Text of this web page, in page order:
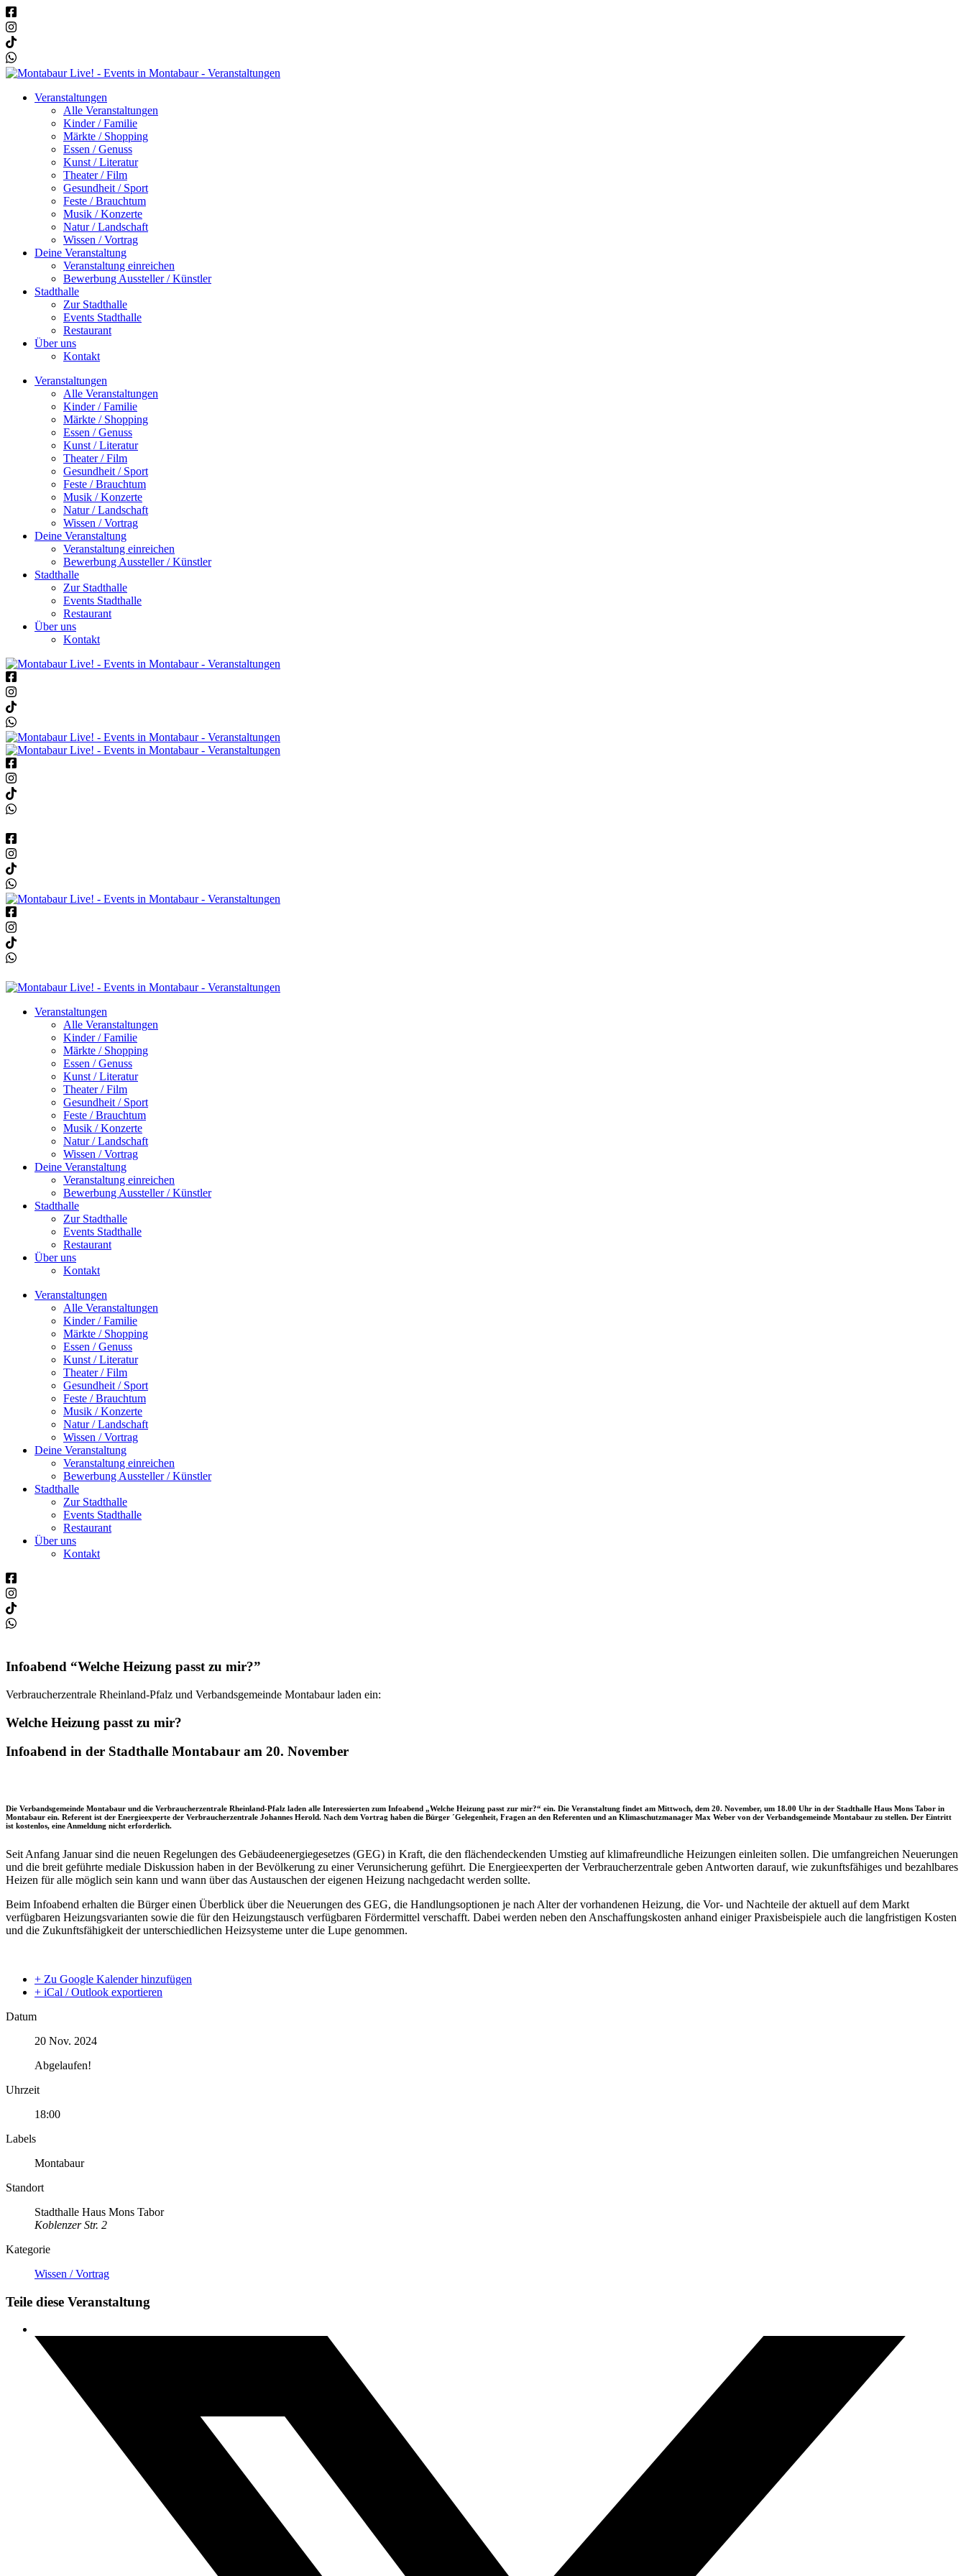
Veranstaltungen
Alle Veranstaltungen
Kinder / Familie
Märkte / Shopping
Essen / Genuss
Kunst / Literatur
Theater / Film
Gesundheit / Sport
Feste / Brauchtum
Musik / Konzerte
Natur / Landschaft
Wissen / Vortrag
Deine Veranstaltung
Veranstaltung einreichen
Bewerbung Aussteller / Künstler
Stadthalle
Zur Stadthalle
Events Stadthalle
Restaurant
Über uns
Kontakt
Veranstaltungen
Alle Veranstaltungen
Kinder / Familie
Märkte / Shopping
Essen / Genuss
Kunst / Literatur
Theater / Film
Gesundheit / Sport
Feste / Brauchtum
Musik / Konzerte
Natur / Landschaft
Wissen / Vortrag
Deine Veranstaltung
Veranstaltung einreichen
Bewerbung Aussteller / Künstler
Stadthalle
Zur Stadthalle
Events Stadthalle
Restaurant
Über uns
Kontakt
Veranstaltungen
Alle Veranstaltungen
Kinder / Familie
Märkte / Shopping
Essen / Genuss
Kunst / Literatur
Theater / Film
Gesundheit / Sport
Feste / Brauchtum
Musik / Konzerte
Natur / Landschaft
Wissen / Vortrag
Deine Veranstaltung
Veranstaltung einreichen
Bewerbung Aussteller / Künstler
Stadthalle
Zur Stadthalle
Events Stadthalle
Restaurant
Über uns
Kontakt
Veranstaltungen
Alle Veranstaltungen
Kinder / Familie
Märkte / Shopping
Essen / Genuss
Kunst / Literatur
Theater / Film
Gesundheit / Sport
Feste / Brauchtum
Musik / Konzerte
Natur / Landschaft
Wissen / Vortrag
Deine Veranstaltung
Veranstaltung einreichen
Bewerbung Aussteller / Künstler
Stadthalle
Zur Stadthalle
Events Stadthalle
Restaurant
Über uns
Kontakt
Infoabend “Welche Heizung passt zu mir?”
Verbraucherzentrale Rheinland-Pfalz und Verbandsgemeinde Montabaur laden ein:
Welche Heizung passt zu mir?
Infoabend in der Stadthalle Montabaur am 20. November
Die Verbandsgemeinde Montabaur und die Verbraucherzentrale Rheinland-Pfalz laden alle Interessierten zum Infoabend „Welche Heizung passt zur mir?“ ein. Die Veranstaltung findet am Mittwoch, dem 20. November, um 18.00 Uhr in der Stadthalle Haus Mons Tabor in
Montabaur ein. Referent ist der Energieexperte der Verbraucherzentrale Johannes Herold. Nach dem Vortrag haben die Bürger ´Gelegenheit, Fragen an den Referenten und an Klimaschutzmanager Max Weber von der Verbandsgemeinde Montabaur zu stellen. Der Eintritt
ist kostenlos, eine Anmeldung nicht erforderlich.
Seit Anfang Januar sind die neuen Regelungen des Gebäudeenergiegesetzes (GEG) in Kraft, die den flächendeckenden Umstieg auf klimafreundliche Heizungen einleiten sollen. Die umfangreichen Neuerungen
und die breit geführte mediale Diskussion haben in der Bevölkerung zu einer Verunsicherung geführt. Die Energieexperten der Verbraucherzentrale geben Antworten darauf, wie zukunftsfähiges und bezahlbares
Heizen für alle möglich sein kann und wann über das Austauschen der eigenen Heizung nachgedacht werden sollte.
Beim Infoabend erhalten die Bürger einen Überblick über die Neuerungen des GEG, die Handlungsoptionen je nach Alter der vorhandenen Heizung, die Vor- und Nachteile der aktuell auf dem Markt
verfügbaren Heizungsvarianten sowie die für den Heizungstausch verfügbaren Fördermittel verschafft. Dabei werden neben den Anschaffungskosten anhand einiger Praxisbeispiele auch die langfristigen Kosten
und die Zukunftsfähigkeit der unterschiedlichen Heizsysteme unter die Lupe genommen.
+ Zu Google Kalender hinzufügen
+ iCal / Outlook exportieren
Datum
20 Nov. 2024
Abgelaufen!
Uhrzeit
18:00
Labels
Montabaur
Standort
Stadthalle Haus Mons Tabor
Koblenzer Str. 2
Kategorie
Wissen / Vortrag
Teile diese Veranstaltung